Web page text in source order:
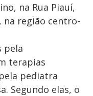
na Rua Piauí,
na região centro-
pela
terapias
pediatra
Segundo elas, o